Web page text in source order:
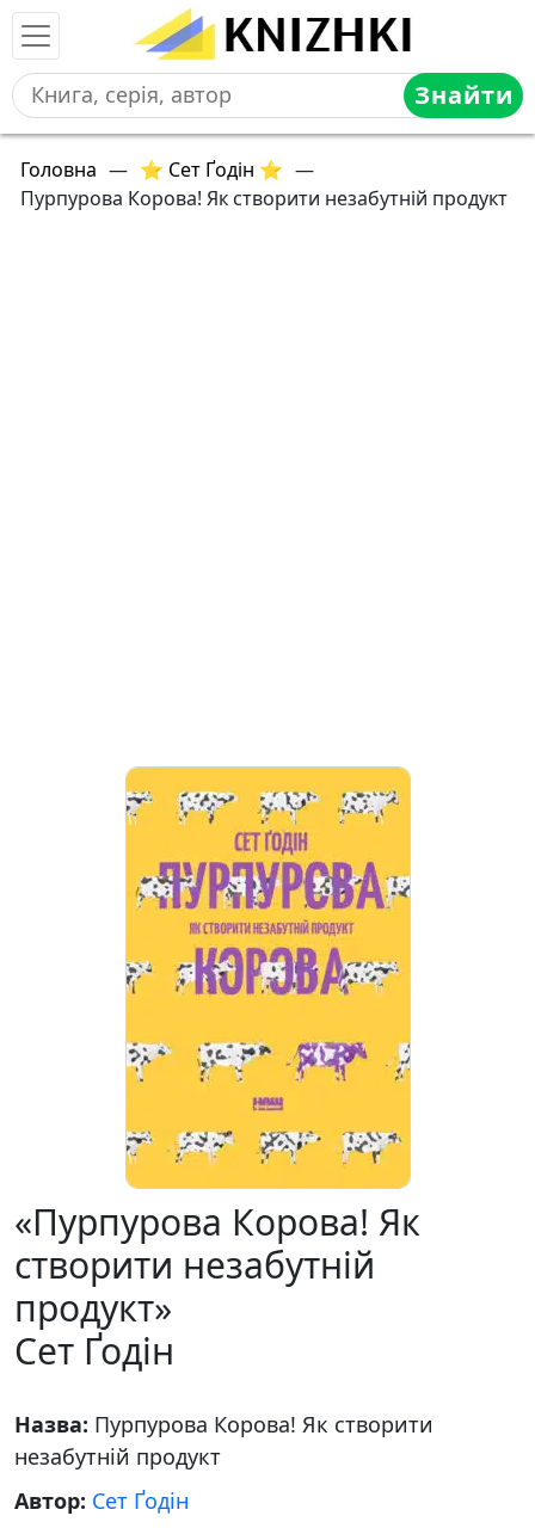
Знайти
Головна — ⭐ Сет Ґодін ⭐ —
Пурпурова Корова! Як створити незабутній продукт
«Пурпурова Корова! Як
створити незабутній
продукт»
Сет Ґодін
Назва: Пурпурова Корова! Як створити
незабутній продукт
Автор: Сет Ґодін